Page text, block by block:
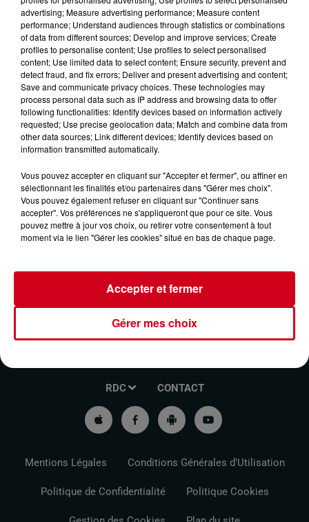
Les Infos Locales
0:00 9 min 32 sec
9 avril 2024 - 9 min 32 sec
LE JOURNAL DU 09/04/2024-DANS CETTE
ÉDITION NOUS IRONS AU FOURNIL DE LA
GRANGE À ST LIZIER
RDC CONTACT
Mentions Légales Conditions Générales d'Utilisation
Politique de Confidentialité Politique Cookies
advertising; Measure advertising performance; Measure content
performance; Understand audiences through statistics or combinations
of data from different sources; Develop and improve services; Create
profiles to personalise content; Use profiles to select personalised
content; Use limited data to select content; Ensure security, prevent and
detect fraud, and fix errors; Deliver and present advertising and content;
Save and communicate privacy choices. These technologies may
process personal data such as IP address and browsing data to offer
following functionalities: Identify devices based on information actively
requested; Use precise geolocation data; Match and combine data from
other data sources; Link different devices; Identify devices based on
information transmitted automatically.
Vous pouvez accepter en cliquant sur "Accepter et fermer", ou affiner en
sélectionnant les finalités et/ou partenaires dans "Gérer mes choix".
Vous pouvez également refuser en cliquant sur "Continuer sans
accepter". Vos préférences ne s'appliqueront que pour ce site. Vous
pouvez mettre à jour vos choix, ou retirer votre consentement à tout
moment via le lien "Gérer les cookies" situé en bas de chaque page.
Gérer mes choix
Accepter et fermer